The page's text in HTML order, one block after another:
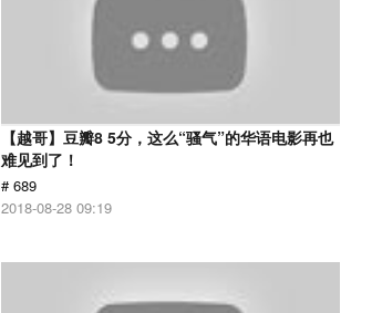
【越哥】豆瓣8 5分，这么“骚气”的华语电影再也
难见到了！
# 689
2018-08-28 09:19